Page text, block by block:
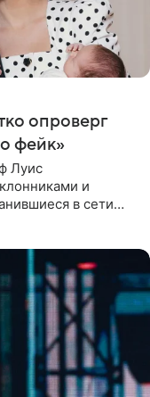
опроверг
фейк»
Луис
и
в сети